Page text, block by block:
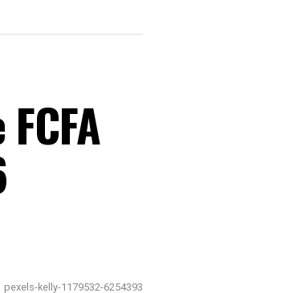
pexels-kelly-1179532-6254393